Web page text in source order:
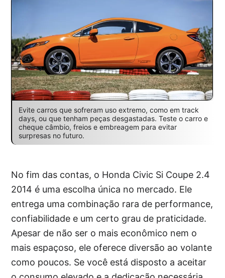
Evite carros que sofreram uso extremo, como em track
days, ou que tenham peças desgastadas. Teste o carro e
cheque câmbio, freios e embreagem para evitar
surpresas no futuro.
No fim das contas, o Honda Civic Si Coupe 2.4
2014 é uma escolha única no mercado. Ele
entrega uma combinação rara de performance,
confiabilidade e um certo grau de praticidade.
Apesar de não ser o mais econômico nem o
mais espaçoso, ele oferece diversão ao volante
como poucos. Se você está disposto a aceitar